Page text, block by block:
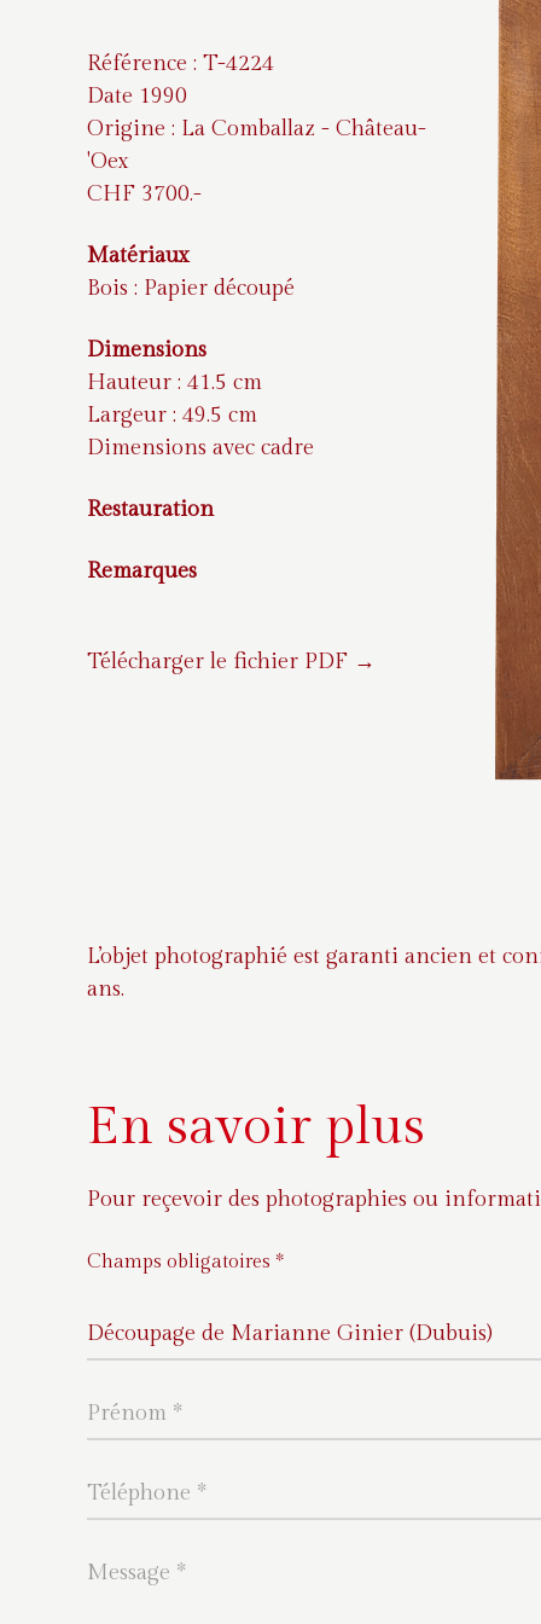
Référence : T-4224
Date 1990
Origine : La Comballaz - Château-
'Oex
CHF 3700.-
Matériaux
Bois : Papier découpé
Dimensions
Hauteur : 41.5 cm
Largeur : 49.5 cm
Dimensions avec cadre
Restauration
Remarques
Télécharger le fichier PDF →
L’objet photographié est garanti ancien et
ans.
En savoir plus
Pour reçevoir des photographies ou
Champs obligatoires *